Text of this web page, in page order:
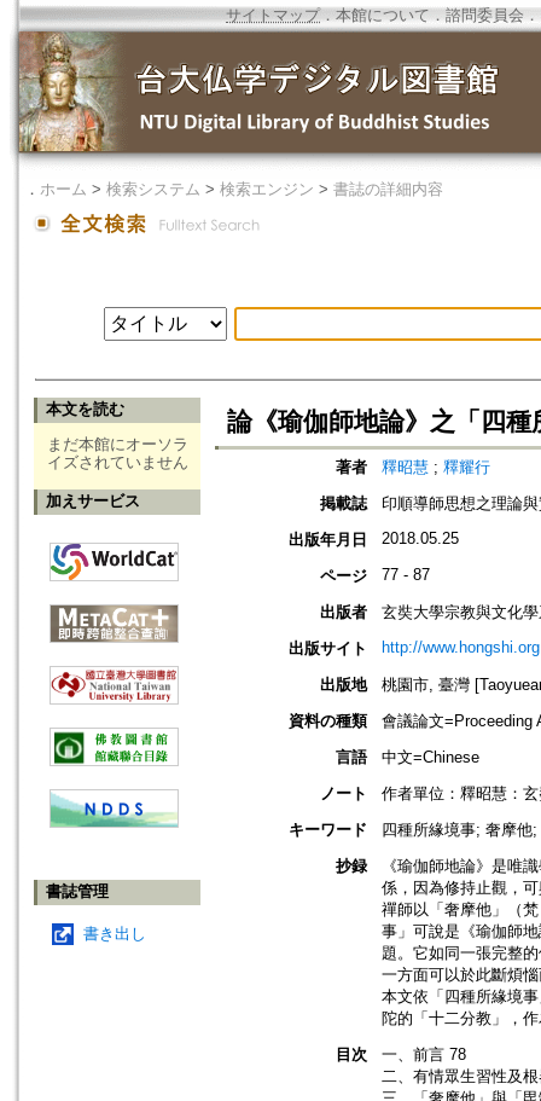
サイトマップ．本館について ． 諮問委員会 ．
． ホーム > 検索システム > 検索エンジン > 書誌の詳細内容
本文を読む
まだ本館にオーソラ
イズされていません
加えサービス
書誌管理
書き出し
論《瑜伽師地論》之「四
著者 釋昭慧 ; 釋耀行
掲載誌
印順導師思想之理論
出版年月日
2018.05.25
ページ 77 - 87
出版者
玄奘大學宗教與文化
出版サイト
http://
出版地
桃園市, 臺灣
資料の種類
會議論文=Proceeding
言語
中文=Chinese
ノート
作者單位：釋昭慧：
キーワード
四種所緣境事; 奢摩他
抄録
《瑜伽師地論》是唯
係，因為修持止觀，
禪師以「奢摩他」（
事」可說是《瑜伽師
題。它如同一張完整
一方面可以於此斷煩
本文依「四種所緣境
陀的「十二分教」，
目次
一、前言 78
二、有情眾生習性及